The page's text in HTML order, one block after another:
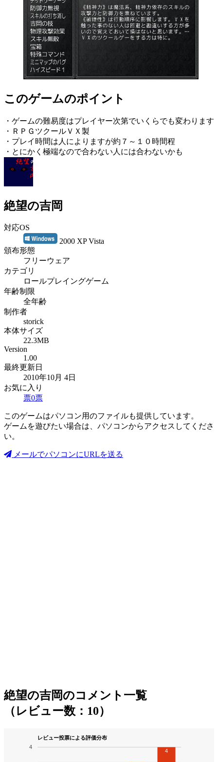
このゲームのポイント
・ゲームの難易度はプレイヤー次第でいくらでも変わります
・ＲＰＧツクールＶＸ製
・プレイ時間は人によりますが約７～１０時間程
・とにかく極端なので合わない人には合わないかも
絶望の吉岡
対応OS
2000 XP Vista
頒布形態
フリーウェア
カテゴリ
ロールプレイングゲーム
年齢制限
全年齢
制作者
storick
本体サイズ
22.3MB
Version
1.00
最終更新日
2010年10月 4日
お気に入り
票0票
このゲームはパソコン用のファイルも提供しています。
ゲームを遊びたい場合は、パソコンからアクセスしてくださ
い。
メールでパソコンにURLを送る
絶望の吉岡のコメント一覧
（レビュー数：10）
レビュー投票による評価分布
4
4